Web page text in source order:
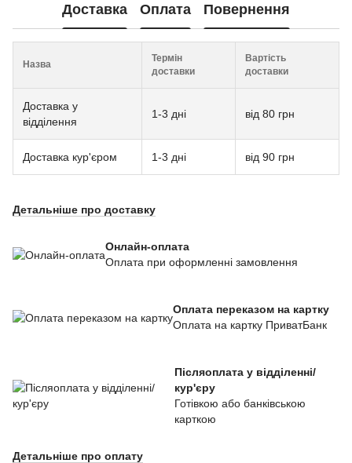
Доставка Оплата Повернення
Назва
Термін
доставки
Вартість
доставки
Доставка у
відділення
1-3 дні від 80 грн
Доставка кур'єром 1-3 дні від 90 грн
Детальніше про доставку
Онлайн-оплата
Оплата при оформленні замовлення
Оплата переказом на картку
Оплата на картку ПриватБанк
Післяоплата у відділенні/
кур'єру
Готівкою або банківською
карткою
Детальніше про оплату